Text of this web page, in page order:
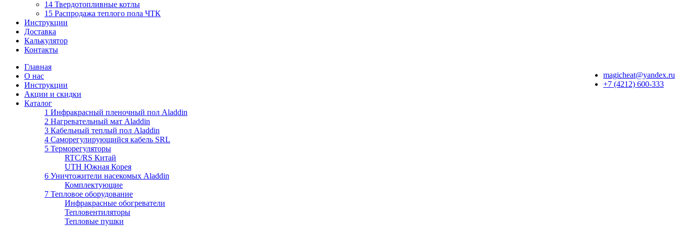
14 Твердотопливные котлы
15 Распродажа теплого пола ЧТК
Инструкции
Доставка
Калькулятор
Контакты
magicheat@yandex.ru
+7 (4212) 600-333
Главная
О нас
Инструкции
Акции и скидки
Каталог
1 Инфракрасный пленочный пол Aladdin
2 Нагревательный мат Aladdin
3 Кабельный теплый пол Aladdin
4 Саморегулирующийся кабель SRL
5 Терморегуляторы
RTC/RS Китай
UTH Южная Корея
6 Уничтожители насекомых Aladdin
Комплектующие
7 Тепловое оборудование
Инфракрасные обогреватели
Тепловентиляторы
Тепловые пушки